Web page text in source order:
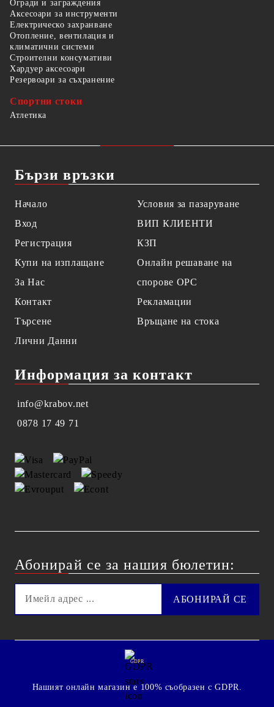
Огради и заграждения
Аксесоари за инструменти
Електрическо захранване
Отопление, вентилация и
климатични системи
Строителни консумативи
Хардуер аксесоари
Резервоари за съхранение
Спортни стоки
Атлетика
Бързи връзки
Начало
Вход
Регистрация
Купи на изплащане
За Нас
Контакт
Търсене
Лични Данни
Условия за пазаруване
ВИП КЛИЕНТИ
КЗП
Онлайн решаване на
спорове OPC
Рекламации
Връщане на стока
Информация за контакт
info@krabov.net
0878 17 49 71
Абонирай се за нашия бюлетин:
GDPR
Нашият онлайн магазин е 100% съобразен с GDPR.